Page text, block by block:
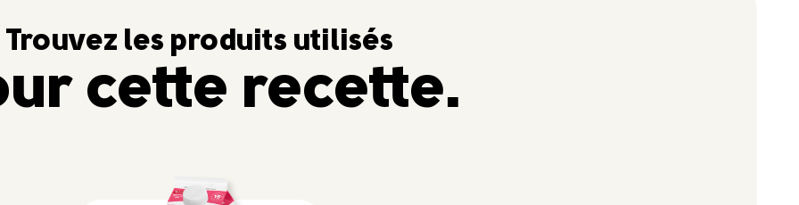
Trouvez les produits utilisés
cette recette.